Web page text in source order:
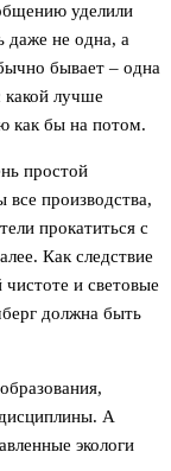
уделили
даже не одна, а
бывает – одна
какой лучше
как бы на потом.
простой
производства,
прокатиться с
Как следствие
и световые
должна быть
дисциплины. А
экологи